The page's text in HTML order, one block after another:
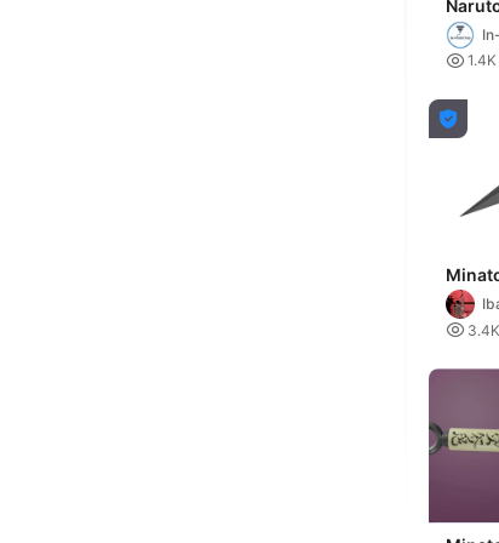
kunai
 1.4K

Kunai
 3.4K